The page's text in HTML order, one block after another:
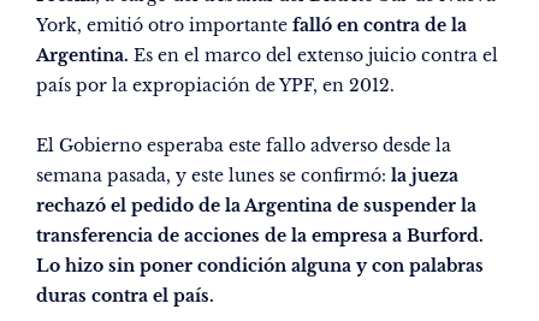
York, emitió otro importante falló en contra de la
Argentina. Es en el marco del extenso juicio contra el
país por la expropiación de YPF, en 2012.
El Gobierno esperaba este fallo adverso desde la
semana pasada, y este lunes se confirmó: la jueza
rechazó el pedido de la Argentina de suspender la
transferencia de acciones de la empresa a Burford.
Lo hizo sin poner condición alguna y con palabras
duras contra el país.